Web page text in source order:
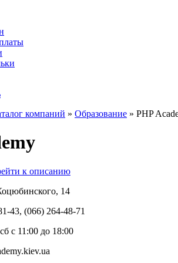
компаний » Образование » PHP
к описанию
14
43, (066) 264-48-71
с 11:00 до 18:00